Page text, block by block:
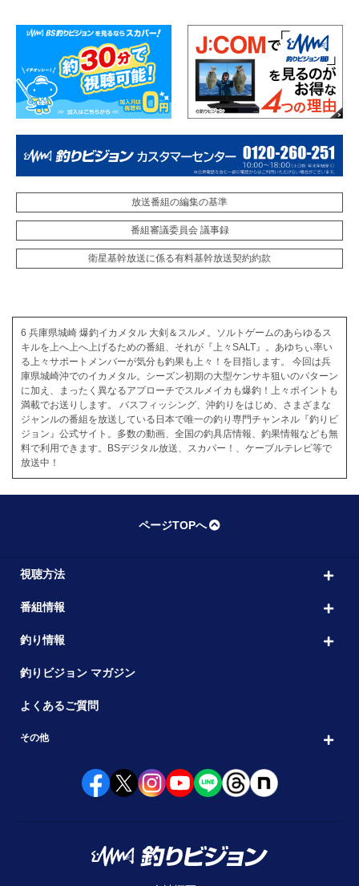
放送番組の編集の基準
番組審議委員会 議事録
衛星基幹放送に係る有料基幹放送契約約款
6 兵庫県城崎 爆釣イカメタル 大剣＆スルメ。ソルトゲームのあらゆるス
キルを上へ上へ上げるための番組、それが『上々SALT』。あゆちぃ率い
る上々サポートメンバーが気分も釣果も上々！を目指します。 今回は兵
庫県城崎沖でのイカメタル。シーズン初期の大型ケンサキ狙いのパターン
に加え、まったく異なるアプローチでスルメイカも爆釣！上々ポイントも
満載でお送りします。 バスフィッシング、沖釣りをはじめ、さまざまな
ジャンルの番組を放送している日本で唯一の釣り専門チャンネル『釣りビ
ジョン』公式サイト。多数の動画、全国の釣具店情報、釣果情報なども無
料で利用できます。BSデジタル放送、スカパー！、ケーブルテレビ等で
放送中！
ページTOPへ
視聴方法
番組情報
釣り情報
釣りビジョン マガジン
よくあるご質問
その他